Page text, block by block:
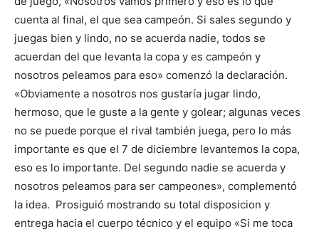
cuenta al final, el que sea campeón. Si sales segundo y
juegas bien y lindo, no se acuerda nadie, todos se
acuerdan del que levanta la copa y es campeón y
nosotros peleamos para eso» comenzó la declaración.
«Obviamente a nosotros nos gustaría jugar lindo,
hermoso, que le guste a la gente y golear; algunas veces
no se puede porque el rival también juega, pero lo más
importante es que el 7 de diciembre levantemos la copa,
eso es lo importante. Del segundo nadie se acuerda y
nosotros peleamos para ser campeones», complementó
la idea. Prosiguió mostrando su total disposicion y
entrega hacia el cuerpo técnico y el equipo «Si me toca